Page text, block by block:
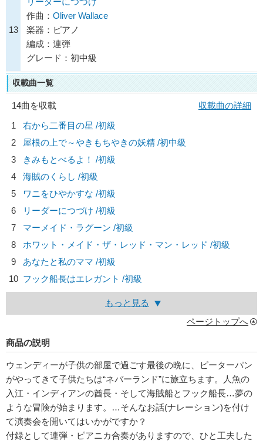
13
作曲： Oliver Wallace
楽器：ピアノ
編成：連弾
グレード：初中級
収載曲一覧
14曲を収載
収載曲の詳細
1
右から二番目の星 /初級
2
屋根の上で～やきもちやきの妖精 /初中級
3
きみもとべるよ！ /初級
4
海賊のくらし /初級
5
ワニをひやかすな /初級
6
リーダーにつづけ /初級
7
マーメイド・ラグーン /初級
8
ホワット・メイド・ザ・レッド・マン・レッド /初級
9
あなたと私のママ /初級
10 フック船長はエレガント /初級
もっと見る
ページトップへ
商品の説明
ウェンディーが子供の部屋で過ごす最後の晩に、ピーターパン
がやってきて子供たちは“ネバーランド”に旅立ちます。人魚の
入江・インディアンの酋長・そして海賊船とフック船長…夢の
ような冒険が始まります。…そんなお話(ナレーション)を付け
て演奏会を開いてはいかがですか？
付録として連弾・ピアニカ合奏がありますので、ひと工夫した